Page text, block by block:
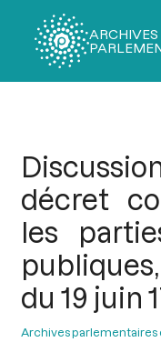
ARCHIVES
décret
les
du 19 juin
Archives parlementaires